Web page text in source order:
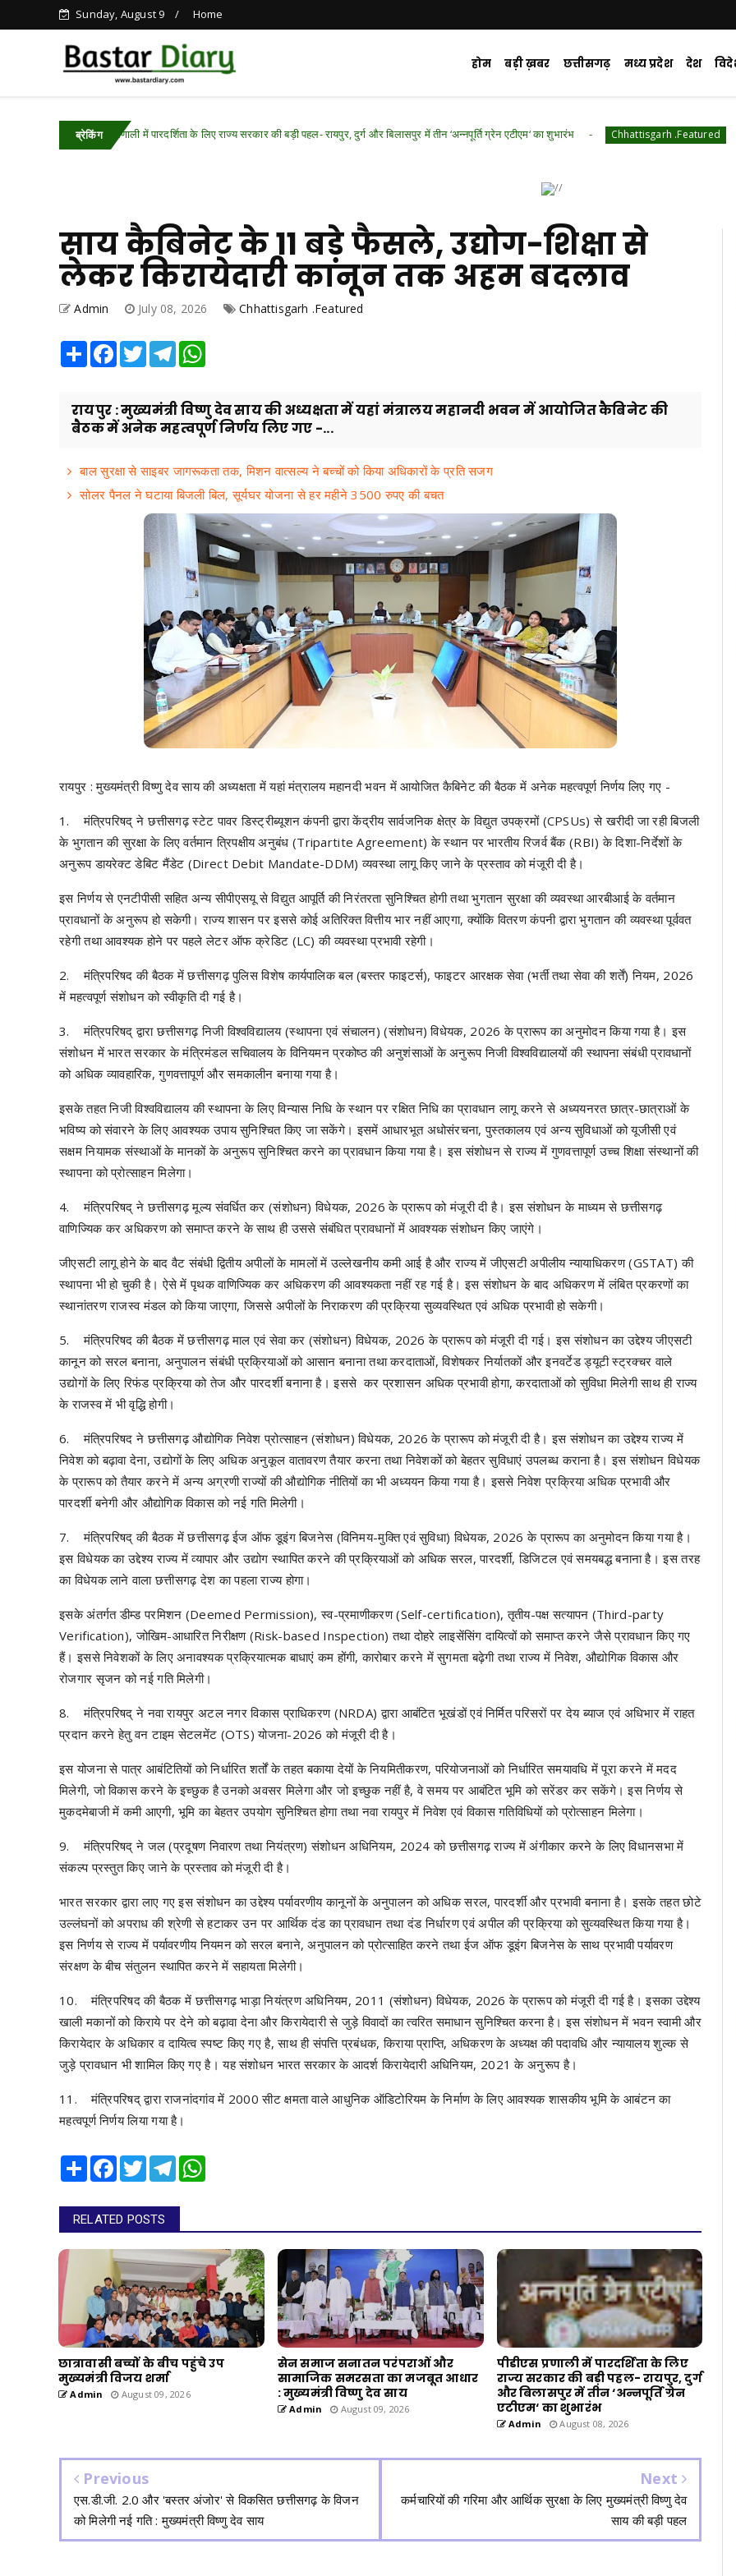
Sunday, August 9 Home
होम बड़ी ख़बर छत्तीसगढ़ मध्य प्रदेश देश
ब्रेकिंग
प्रणाली में पारदर्शिता के लिए राज्य सरकार की बड़ी पहल- रायपुर, दुर्ग और बिलासपुर में तीन ‘अन्नपूर्ति ग्रेन एटीएम‘ का शुभारंभ Chhattisgarh .Featured गिरदावरी
साय कैबिनेट के 11 बड़े फैसले, उद्योग-शिक्षा से
लेकर किरायेदारी कानून तक अहम बदलाव
Admin July 08, 2026 Chhattisgarh .Featured
Share Facebook
TwitterTelegram
रायपुर : मुख्यमंत्री विष्णु देव साय की अध्यक्षता में यहां मंत्रालय महानदी भवन में आयोजित कैबिनेट की
बैठक में अनेक महत्वपूर्ण निर्णय लिए गए -...
बाल सुरक्षा से साइबर जागरूकता तक, मिशन वात्सल्य ने बच्चों को किया अधिकारों के प्रति सजग
सोलर पैनल ने घटाया बिजली बिल, सूर्यघर योजना से हर महीने 3500 रुपए की बचत
रायपुर : मुख्यमंत्री विष्णु देव साय की अध्यक्षता में यहां मंत्रालय महानदी भवन में आयोजित कैबिनेट की बैठक में अनेक महत्वपूर्ण निर्णय लिए गए -
1. मंत्रिपरिषद् ने छत्तीसगढ़ स्टेट पावर डिस्ट्रीब्यूशन कंपनी द्वारा केंद्रीय सार्वजनिक क्षेत्र के विद्युत उपक्रमों (CPSUs) से खरीदी जा रही बिजली
के भुगतान की सुरक्षा के लिए वर्तमान त्रिपक्षीय अनुबंध (Tripartite Agreement) के स्थान पर भारतीय रिजर्व बैंक (RBI) के दिशा-निर्देशों के
अनुरूप डायरेक्ट डेबिट मैंडेट (Direct Debit Mandate-DDM) व्यवस्था लागू किए जाने के प्रस्ताव को मंजूरी दी है।
इस निर्णय से एनटीपीसी सहित अन्य सीपीएसयू से विद्युत आपूर्ति की निरंतरता सुनिश्चित होगी तथा भुगतान सुरक्षा की व्यवस्था आरबीआई के वर्तमान
प्रावधानों के अनुरूप हो सकेगी। राज्य शासन पर इससे कोई अतिरिक्त वित्तीय भार नहीं आएगा, क्योंकि वितरण कंपनी द्वारा भुगतान की व्यवस्था पूर्ववत
रहेगी तथा आवश्यक होने पर पहले लेटर ऑफ क्रेडिट (LC) की व्यवस्था प्रभावी रहेगी।
2. मंत्रिपरिषद की बैठक में छत्तीसगढ़ पुलिस विशेष कार्यपालिक बल (बस्तर फाइटर्स), फाइटर आरक्षक सेवा (भर्ती तथा सेवा की शर्तें) नियम, 2026
में महत्वपूर्ण संशोधन को स्वीकृति दी गई है।
3. मंत्रिपरिषद् द्वारा छत्तीसगढ़ निजी विश्वविद्यालय (स्थापना एवं संचालन) (संशोधन) विधेयक, 2026 के प्रारूप का अनुमोदन किया गया है। इस
संशोधन में भारत सरकार के मंत्रिमंडल सचिवालय के विनियमन प्रकोष्ठ की अनुशंसाओं के अनुरूप निजी विश्वविद्यालयों की स्थापना संबंधी प्रावधानों
को अधिक व्यावहारिक, गुणवत्तापूर्ण और समकालीन बनाया गया है।
इसके तहत निजी विश्वविद्यालय की स्थापना के लिए विन्यास निधि के स्थान पर रक्षित निधि का प्रावधान लागू करने से अध्ययनरत छात्र-छात्राओं के
भविष्य को संवारने के लिए आवश्यक उपाय सुनिश्चित किए जा सकेंगे। इसमें आधारभूत अधोसंरचना, पुस्तकालय एवं अन्य सुविधाओं को यूजीसी एवं
सक्षम नियामक संस्थाओं के मानकों के अनुरूप सुनिश्चित करने का प्रावधान किया गया है। इस संशोधन से राज्य में गुणवत्तापूर्ण उच्च शिक्षा संस्थानों की
स्थापना को प्रोत्साहन मिलेगा।
4. मंत्रिपरिषद् ने छत्तीसगढ़ मूल्य संवर्धित कर (संशोधन) विधेयक, 2026 के प्रारूप को मंजूरी दी है। इस संशोधन के माध्यम से छत्तीसगढ़
वाणिज्यिक कर अधिकरण को समाप्त करने के साथ ही उससे संबंधित प्रावधानों में आवश्यक संशोधन किए जाएंगे।
जीएसटी लागू होने के बाद वैट संबंधी द्वितीय अपीलों के मामलों में उल्लेखनीय कमी आई है और राज्य में जीएसटी अपीलीय न्यायाधिकरण (GSTAT) की
स्थापना भी हो चुकी है। ऐसे में पृथक वाणिज्यिक कर अधिकरण की आवश्यकता नहीं रह गई है। इस संशोधन के बाद अधिकरण में लंबित प्रकरणों का
स्थानांतरण राजस्व मंडल को किया जाएगा, जिससे अपीलों के निराकरण की प्रक्रिया सुव्यवस्थित एवं अधिक प्रभावी हो सकेगी।
5. मंत्रिपरिषद की बैठक में छत्तीसगढ़ माल एवं सेवा कर (संशोधन) विधेयक, 2026 के प्रारूप को मंजूरी दी गई। इस संशोधन का उद्देश्य जीएसटी
कानून को सरल बनाना, अनुपालन संबंधी प्रक्रियाओं को आसान बनाना तथा करदाताओं, विशेषकर निर्यातकों और इनवर्टेड ड्यूटी स्ट्रक्चर वाले
उद्योगों के लिए रिफंड प्रक्रिया को तेज और पारदर्शी बनाना है। इससे कर प्रशासन अधिक प्रभावी होगा, करदाताओं को सुविधा मिलेगी साथ ही राज्य
के राजस्व में भी वृद्धि होगी।
6. मंत्रिपरिषद ने छत्तीसगढ़ औद्योगिक निवेश प्रोत्साहन (संशोधन) विधेयक, 2026 के प्रारूप को मंजूरी दी है। इस संशोधन का उद्देश्य राज्य में
निवेश को बढ़ावा देना, उद्योगों के लिए अधिक अनुकूल वातावरण तैयार करना तथा निवेशकों को बेहतर सुविधाएं उपलब्ध कराना है। इस संशोधन विधेयक
के प्रारूप को तैयार करने में अन्य अग्रणी राज्यों की औद्योगिक नीतियों का भी अध्ययन किया गया है। इससे निवेश प्रक्रिया अधिक प्रभावी और
पारदर्शी बनेगी और औद्योगिक विकास को नई गति मिलेगी।
7. मंत्रिपरिषद् की बैठक में छत्तीसगढ़ ईज ऑफ डूइंग बिजनेस (विनिमय-मुक्ति एवं सुविधा) विधेयक, 2026 के प्रारूप का अनुमोदन किया गया है।
इस विधेयक का उद्देश्य राज्य में व्यापार और उद्योग स्थापित करने की प्रक्रियाओं को अधिक सरल, पारदर्शी, डिजिटल एवं समयबद्ध बनाना है। इस तरह
का विधेयक लाने वाला छत्तीसगढ़ देश का पहला राज्य होगा।
इसके अंतर्गत डीम्ड परमिशन (Deemed Permission), स्व-प्रमाणीकरण (Self-certification), तृतीय-पक्ष सत्यापन (Third-party
Verification), जोखिम-आधारित निरीक्षण (Risk-based Inspection) तथा दोहरे लाइसेंसिंग दायित्वों को समाप्त करने जैसे प्रावधान किए गए
हैं। इससे निवेशकों के लिए अनावश्यक प्रक्रियात्मक बाधाएं कम होंगी, कारोबार करने में सुगमता बढ़ेगी तथा राज्य में निवेश, औद्योगिक विकास और
रोजगार सृजन को नई गति मिलेगी।
8. मंत्रिपरिषद् ने नवा रायपुर अटल नगर विकास प्राधिकरण (NRDA) द्वारा आबंटित भूखंडों एवं निर्मित परिसरों पर देय ब्याज एवं अधिभार में राहत
प्रदान करने हेतु वन टाइम सेटलमेंट (OTS) योजना-2026 को मंजूरी दी है।
इस योजना से पात्र आबंटितियों को निर्धारित शर्तों के तहत बकाया देयों के नियमितीकरण, परियोजनाओं को निर्धारित समयावधि में पूरा करने में मदद
मिलेगी, जो विकास करने के इच्छुक है उनको अवसर मिलेगा और जो इच्छुक नहीं है, वे समय पर आबंटित भूमि को सरेंडर कर सकेंगे। इस निर्णय से
मुकदमेबाजी में कमी आएगी, भूमि का बेहतर उपयोग सुनिश्चित होगा तथा नवा रायपुर में निवेश एवं विकास गतिविधियों को प्रोत्साहन मिलेगा।
9. मंत्रिपरिषद् ने जल (प्रदूषण निवारण तथा नियंत्रण) संशोधन अधिनियम, 2024 को छत्तीसगढ़ राज्य में अंगीकार करने के लिए विधानसभा में
संकल्प प्रस्तुत किए जाने के प्रस्ताव को मंजूरी दी है।
भारत सरकार द्वारा लाए गए इस संशोधन का उद्देश्य पर्यावरणीय कानूनों के अनुपालन को अधिक सरल, पारदर्शी और प्रभावी बनाना है। इसके तहत छोटे
उल्लंघनों को अपराध की श्रेणी से हटाकर उन पर आर्थिक दंड का प्रावधान तथा दंड निर्धारण एवं अपील की प्रक्रिया को सुव्यवस्थित किया गया है।
इस निर्णय से राज्य में पर्यावरणीय नियमन को सरल बनाने, अनुपालन को प्रोत्साहित करने तथा ईज ऑफ डूइंग बिजनेस के साथ प्रभावी पर्यावरण
संरक्षण के बीच संतुलन स्थापित करने में सहायता मिलेगी।
10. मंत्रिपरिषद की बैठक में छत्तीसगढ़ भाड़ा नियंत्रण अधिनियम, 2011 (संशोधन) विधेयक, 2026 के प्रारूप को मंजूरी दी गई है। इसका उद्देश्य
खाली मकानों को किराये पर देने को बढ़ावा देना और किरायेदारी से जुड़े विवादों का त्वरित समाधान सुनिश्चित करना है। इस संशोधन में भवन स्वामी और
किरायेदार के अधिकार व दायित्व स्पष्ट किए गए है, साथ ही संपत्ति प्रबंधक, किराया प्राप्ति, अधिकरण के अध्यक्ष की पदावधि और न्यायालय शुल्क से
जुड़े प्रावधान भी शामिल किए गए है। यह संशोधन भारत सरकार के आदर्श किरायेदारी अधिनियम, 2021 के अनुरूप है।
11. मंत्रिपरिषद् द्वारा राजनांदगांव में 2000 सीट क्षमता वाले आधुनिक ऑडिटोरियम के निर्माण के लिए आवश्यक शासकीय भूमि के आबंटन का
महत्वपूर्ण निर्णय लिया गया है।
Share Facebook
TwitterTelegram
RELATED POSTS
छात्रावासी बच्चों के बीच पहुंचे उप
मुख्यमंत्री विजय शर्मा
Admin August 09, 2026
सेन समाज सनातन परंपराओं और
सामाजिक समरसता का मजबूत आधार
: मुख्यमंत्री विष्णु देव साय
Admin August 09, 2026
पीडीएस प्रणाली में पारदर्शिता के लिए
राज्य सरकार की बड़ी पहल- रायपुर, दुर्ग
और बिलासपुर में तीन ‘अन्नपूर्ति ग्रेन
एटीएम‘ का शुभारंभ
Admin August 08, 2026
Previous
एस.डी.जी. 2.0 और 'बस्तर अंजोर' से विकसित छत्तीसगढ़ के विजन
को मिलेगी नई गति : मुख्यमंत्री विष्णु देव साय
Next
कर्मचारियों की गरिमा और आर्थिक सुरक्षा के लिए मुख्यमंत्री विष्णु देव
साय की बड़ी पहल